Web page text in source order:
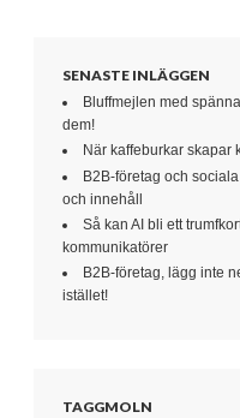
SENASTE INLÄGGEN
Bluffmejlen med
dem!
När kaffeburkar skapar
B2B-företag och
och innehåll
Så kan AI bli ett
kommunikatörer
B2B-företag, lägg inte
istället!
TAGGMOLN